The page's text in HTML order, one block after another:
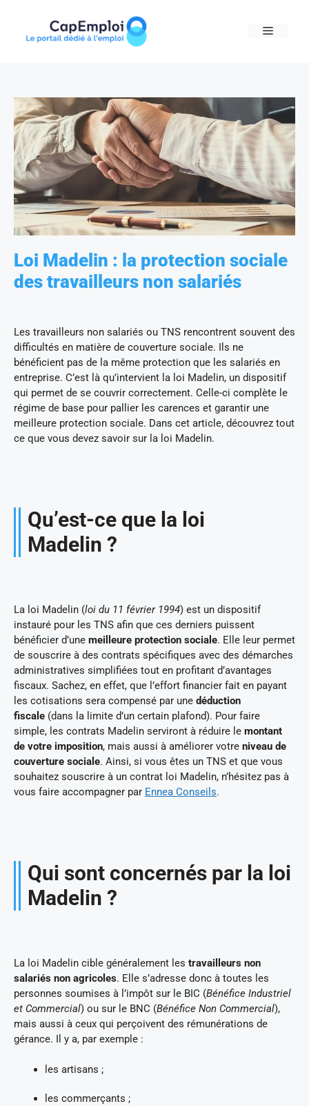
content
MENU
Loi Madelin : la protection sociale
des travailleurs non salariés
Les travailleurs non salariés ou TNS rencontrent souvent des
difficultés en matière de couverture sociale. Ils ne
bénéficient pas de la même protection que les salariés en
entreprise. C’est là qu’intervient la loi Madelin, un dispositif
qui permet de se couvrir correctement. Celle-ci complète le
régime de base pour pallier les carences et garantir une
meilleure protection sociale. Dans cet article, découvrez tout
ce que vous devez savoir sur la loi Madelin.
Qu’est-ce que la loi
Madelin ?
La loi Madelin (loi du 11 février 1994) est un dispositif
instauré pour les TNS afin que ces derniers puissent
bénéficier d’une meilleure protection sociale. Elle leur permet
de souscrire à des contrats spécifiques avec des démarches
administratives simplifiées tout en profitant d’avantages
fiscaux. Sachez, en effet, que l’effort financier fait en payant
les cotisations sera compensé par une déduction
fiscale (dans la limite d’un certain plafond). Pour faire
simple, les contrats Madelin serviront à réduire le montant
de votre imposition, mais aussi à améliorer votre niveau de
couverture sociale. Ainsi, si vous êtes un TNS et que vous
souhaitez souscrire à un contrat loi Madelin, n’hésitez pas à
vous faire accompagner par Ennea Conseils.
Qui sont concernés par la loi
Madelin ?
La loi Madelin cible généralement les travailleurs non
salariés non agricoles. Elle s’adresse donc à toutes les
personnes soumises à l’impôt sur le BIC (Bénéfice Industriel
et Commercial) ou sur le BNC (Bénéfice Non Commercial),
mais aussi à ceux qui perçoivent des rémunérations de
gérance. Il y a, par exemple :
les artisans ;
les commerçants ;